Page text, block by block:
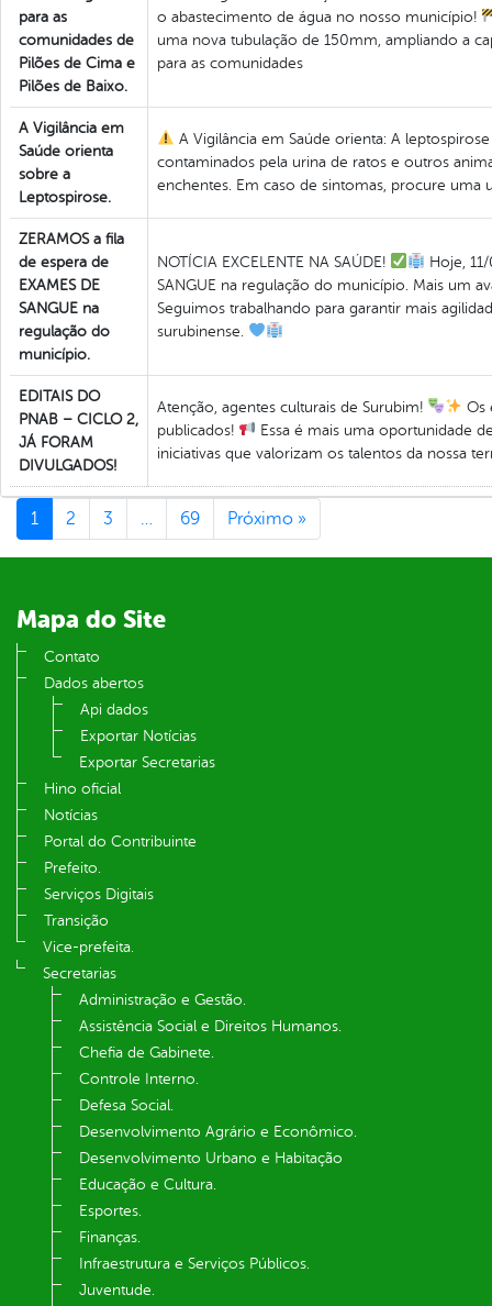
para as
comunidades de
Pilões de Cima e
Pilões de Baixo.
o abastecimento de água no nosso município!
uma nova tubulação de 150mm, ampliando a
para as comunidades
A Vigilância em
Saúde orienta
sobre a
Leptospirose.
A Vigilância em Saúde orienta: A
contaminados pela urina de ratos e outros
enchentes. Em caso de sintomas, procure uma
ZERAMOS a fila
de espera de
EXAMES DE
SANGUE na
regulação do
município.
NOTÍCIA EXCELENTE NA SAÚDE!
Hoje,
SANGUE na regulação do município. Mais um
Seguimos trabalhando para garantir mais
surubinense.
EDITAIS DO
PNAB – CICLO 2,
JÁ FORAM
DIVULGADOS!
Atenção, agentes culturais de Surubim!
Os
publicados!
Essa é mais uma oportunidade
iniciativas que valorizam os talentos da nossa
1 2 3 … 69 Próximo »
Mapa do Site
Contato
Dados abertos
Api dados
Exportar Notícias
Exportar Secretarias
Hino oficial
Notícias
Portal do Contribuinte
Prefeito.
Serviços Digitais
Transição
Vice-prefeita.
Secretarias
Administração e Gestão.
Assistência Social e Direitos Humanos.
Chefia de Gabinete.
Controle Interno.
Defesa Social.
Desenvolvimento Agrário e Econômico.
Desenvolvimento Urbano e Habitação
Educação e Cultura.
Esportes.
Finanças.
Infraestrutura e Serviços Públicos.
Juventude.